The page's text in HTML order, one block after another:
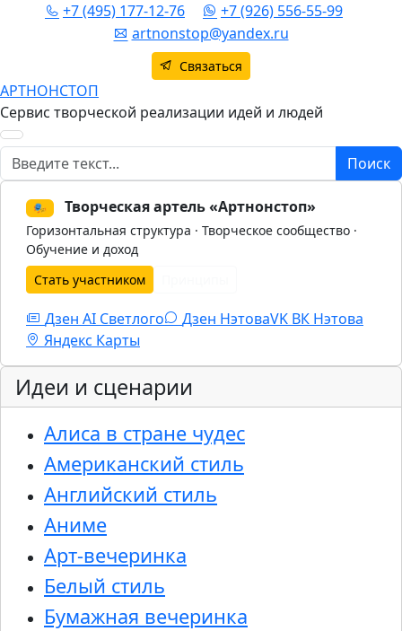
+7 (495) 177-12-76
+7 (926) 556-55-99
artnonstop@yandex.ru
Связаться
АРТНОНСТОП
Сервис творческой реализации идей и людей
Поиск Поиск
🎭 Творческая артель «Артнонстоп»
Горизонтальная структура · Творческое сообщество ·
Обучение и доход
Стать участником
Дзен AI Светлого Дзен НэтоваVK ВК Нэтова
Яндекс Карты
Идеи и сценарии
Алиса в стране чудес
Американский стиль
Английский стиль
Аниме
Арт-вечеринка
Белый стиль
Бумажная вечеринка